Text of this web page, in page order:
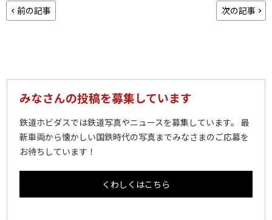
前の記事 次の記事
みなさんの投稿を募集しています
鉄道ホビダスでは鉄道写真やニュースを募集しています。 最
新車両から懐かしい国鉄時代の写真までみなさまのご応募を
お待ちしています！
くわしくはこちら